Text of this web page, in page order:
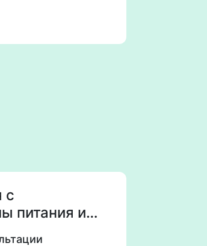
питания и